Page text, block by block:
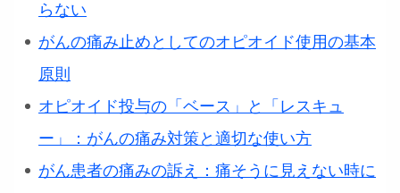
らない
がんの痛み止めとしてのオピオイド使用の基本
原則
オピオイド投与の「ベース」と「レスキュ
ー」：がんの痛み対策と適切な使い方
がん患者の痛みの訴え：痛そうに見えない時に